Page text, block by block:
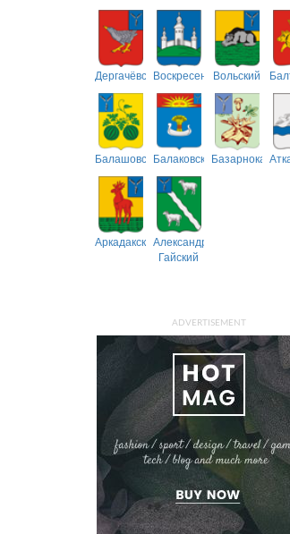
ДергачёвскийВоскресенскийВольский
БалашовскийБалаковский
АркадакскийАлександрово-
Гайский
ADVERTISEMENT